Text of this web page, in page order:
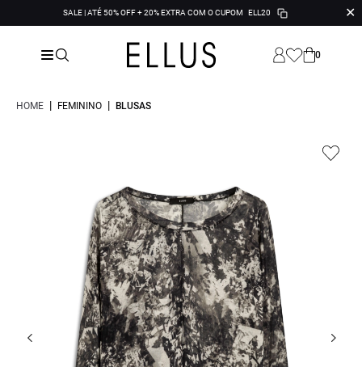
SALE | ATÉ 50% OFF + 20% EXTRA COM O CUPOM ELL20 ✕
0
HOME | FEMININO | BLUSAS